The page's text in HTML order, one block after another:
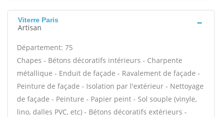
Viterre Paris
Artisan
Département: 75
Chapes - Bétons décoratifs intérieurs - Charpente
métallique - Enduit de façade - Ravalement de façade -
Peinture de façade - Isolation par l'extérieur - Nettoyage
de façade - Peinture - Papier peint - Sol souple (vinyle,
lino, dalles PVC, etc) - Bétons décoratifs extérieurs -